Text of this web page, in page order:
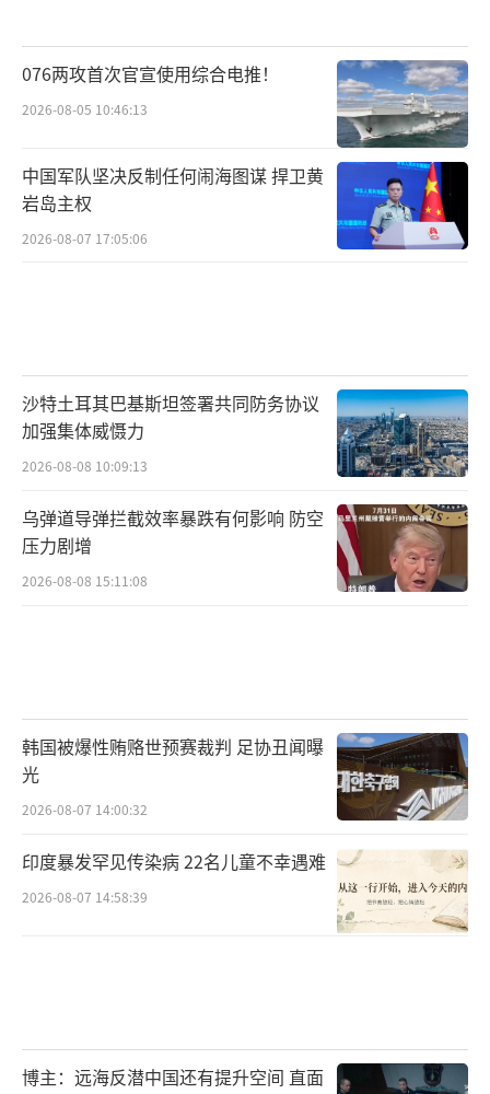
076两攻首次官宣使用综合电推！
2026-08-05 10:46:13
中国军队坚决反制任何闹海图谋 捍卫黄
岩岛主权
2026-08-07 17:05:06
沙特土耳其巴基斯坦签署共同防务协议
加强集体威慑力
2026-08-08 10:09:13
乌弹道导弹拦截效率暴跌有何影响 防空
压力剧增
2026-08-08 15:11:08
韩国被爆性贿赂世预赛裁判 足协丑闻曝
光
2026-08-07 14:00:32
印度暴发罕见传染病 22名儿童不幸遇难
2026-08-07 14:58:39
博主：远海反潜中国还有提升空间 直面